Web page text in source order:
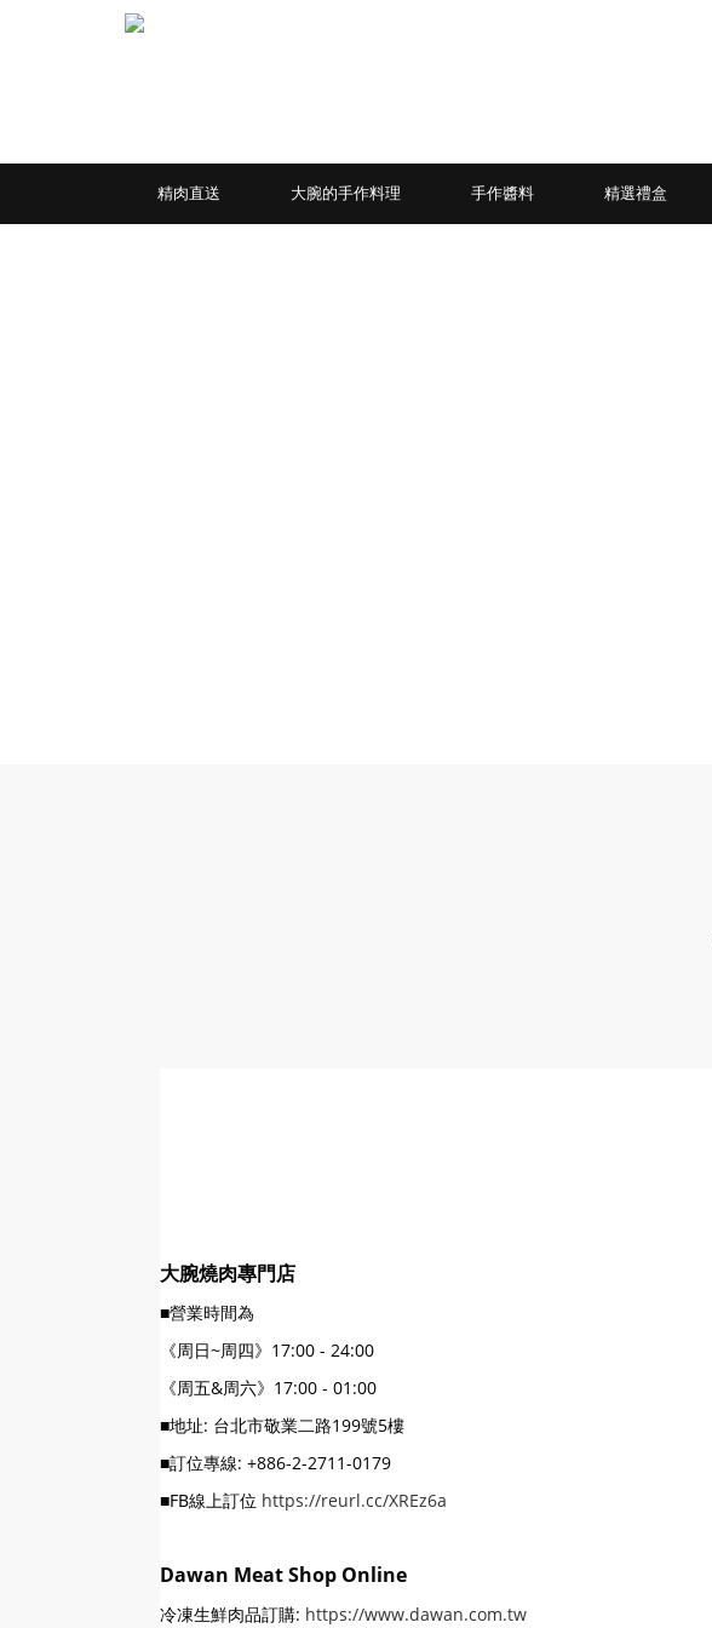
精肉直送 大腕的手作料理 手作醬料 精選禮盒
大腕燒肉專門店
■營業時間為
《周日~周四》17:00 - 24:00
《周五&周六》17:00 - 01:00
■地址: 台北市敬業二路199號5樓
■訂位專線: +886-2-2711-0179
■FB線上訂位 https://reurl.cc/XREz6a
Dawan Meat Shop Online
冷凍生鮮肉品訂購: https://www.dawan.com.tw